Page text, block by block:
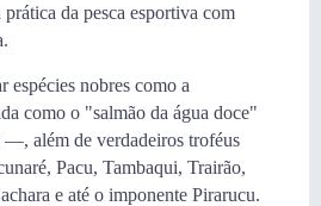
da pesca esportiva com
espécies nobres como a
como o "salmão da água doce"
—, além de verdadeiros troféus
Pacu, Tambaqui, Trairão,
e até o imponente Pirarucu.